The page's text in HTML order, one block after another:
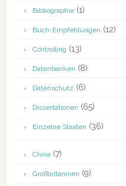
Bibliographie(1)
Buch-Empfehlungen (12)
Controlling (13)
Datenbanken (8)
Datenschutz (6)
Dissertationen (65)
Einzelne Staaten (36)
China(7)
Großbritannien (9)